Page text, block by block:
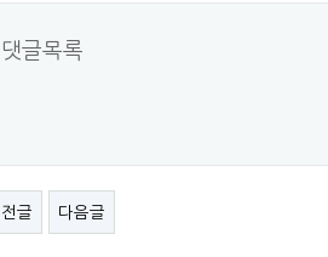
댓글목록
글 다음글